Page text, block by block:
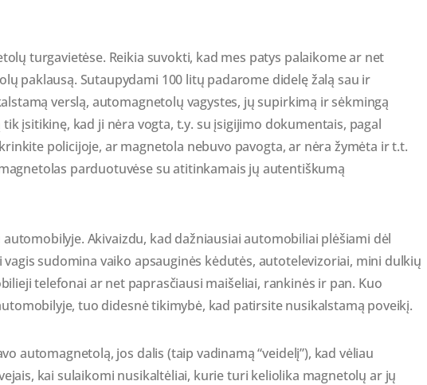
turgavietėse. Reikia suvokti, kad mes patys palaikome ar net
paklausą. Sutaupydami 100 litų padarome didelę žalą sau ir
verslą, automagnetolų vagystes, jų supirkimą ir sėkmingą
įsitikinę, kad ji nėra vogta, t.y. su įsigijimo dokumentais, pagal
policijoje, ar magnetola nebuvo pavogta, ar nėra žymėta ir t.t.
parduotuvėse su atitinkamais jų autentiškumą
Akivaizdu, kad dažniausiai automobiliai plėšiami dėl
sudomina vaiko apsauginės kėdutės, autotelevizoriai, mini dulkių
telefonai ar net paprasčiausi maišeliai, rankinės ir pan. Kuo
tuo didesnė tikimybė, kad patirsite nusikalstamą poveikį.
automagnetolą, jos dalis (taip vadinamą “veidelį”), kad vėliau
kai sulaikomi nusikaltėliai, kurie turi keliolika magnetolų ar jų